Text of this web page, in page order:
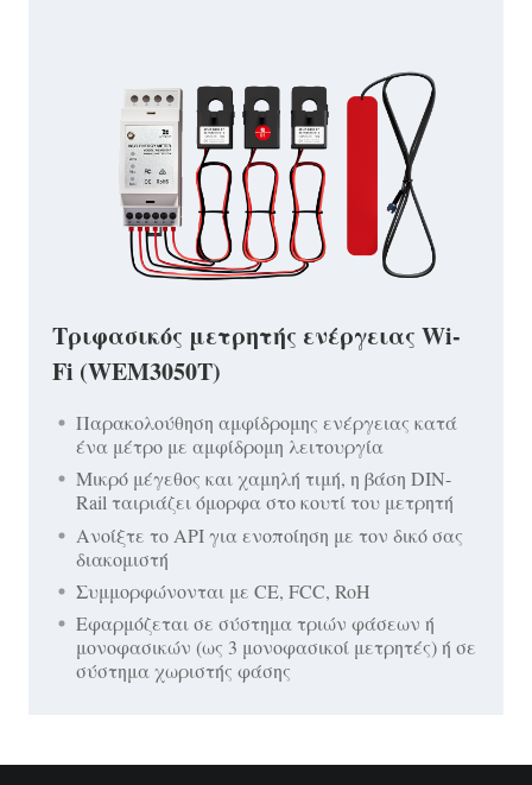
Τριφασικός μετρητής ενέργειας Wi-
Fi (WEM3050T)
Παρακολούθηση αμφίδρομης ενέργειας κατά
ένα μέτρο με αμφίδρομη λειτουργία
Μικρό μέγεθος και χαμηλή τιμή, η βάση DIN-
Rail ταιριάζει όμορφα στο κουτί του μετρητή
Ανοίξτε το API για ενοποίηση με τον δικό σας
διακομιστή
Συμμορφώνονται με CE, FCC, RoH
Εφαρμόζεται σε σύστημα τριών φάσεων ή
μονοφασικών (ως 3 μονοφασικοί μετρητές) ή σε
σύστημα χωριστής φάσης